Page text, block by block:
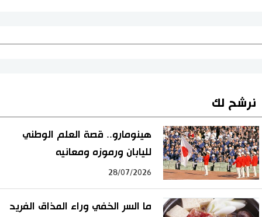
نرشح لك
هينومارو.. قصة العلم الوطني
لليابان ورموزه ومعانيه
28/07/2026
ما السر الخفي وراء المذاق الفريد